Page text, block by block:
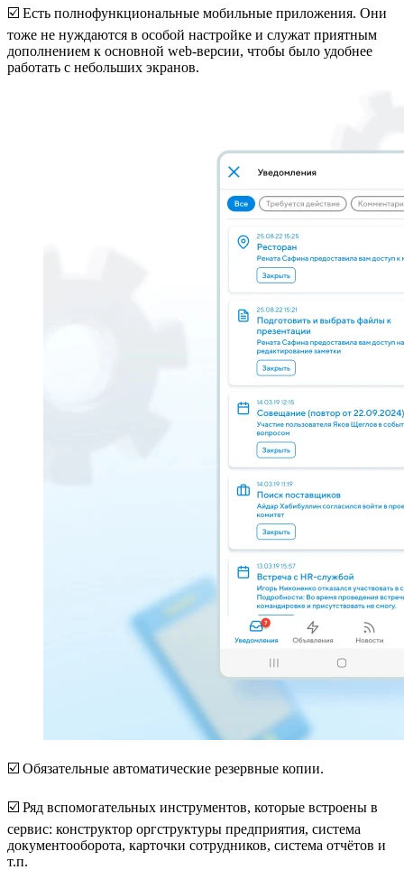
☑️ Есть полнофункциональные мобильные приложения. Они
тоже не нуждаются в особой настройке и служат приятным
дополнением к основной web-версии, чтобы было удобнее
работать с небольших экранов.
☑️ Обязательные автоматические резервные копии.
☑️ Ряд вспомогательных инструментов, которые встроены в
сервис: конструктор оргструктуры предприятия, система
документооборота, карточки сотрудников, система отчётов и
т.п.